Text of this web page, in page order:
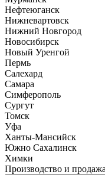
Нефтеюганск
Нижневартовск
Нижний Новгород
Новосибирск
Новый Уренгой
Пермь
Салехард
Самара
Симферополь
Сургут
Томск
Уфа
Ханты-Мансийск
Южно Сахалинск
Химки
Производство и